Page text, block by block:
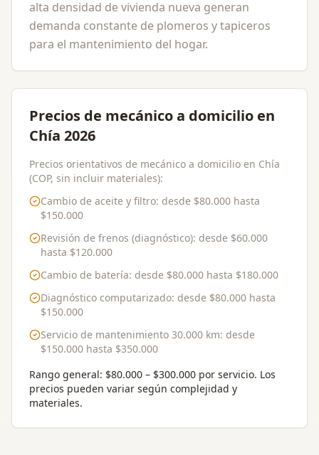
alta densidad de vivienda nueva generan
demanda constante de plomeros y tapiceros
para el mantenimiento del hogar.
Precios de mecánico a domicilio en
Chía 2026
Precios orientativos de mecánico a domicilio en Chía
(COP, sin incluir materiales):
Cambio de aceite y filtro: desde $80.000 hasta
$150.000
Revisión de frenos (diagnóstico): desde $60.000
hasta $120.000
Cambio de batería: desde $80.000 hasta $180.000
Diagnóstico computarizado: desde $80.000 hasta
$150.000
Servicio de mantenimiento 30.000 km: desde
$150.000 hasta $350.000
Rango general: $80.000 – $300.000 por servicio. Los
precios pueden variar según complejidad y
materiales.